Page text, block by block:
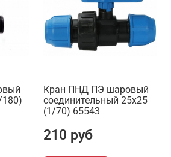
Кран ПНД ПЭ шаровый
соединительный 25х25
(1/70) 65543
210 руб